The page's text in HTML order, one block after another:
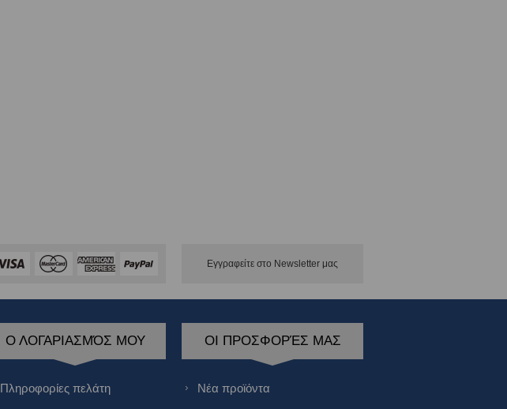
Εγγραφείτε στο Νewsletter μας
Ο ΛΟΓΑΡΙΑΣΜΌΣ ΜΟΥ
Πληροφορίες πελάτη
ΟΙ ΠΡΟΣΦΟΡΈΣ ΜΑΣ
Νέα προϊόντα